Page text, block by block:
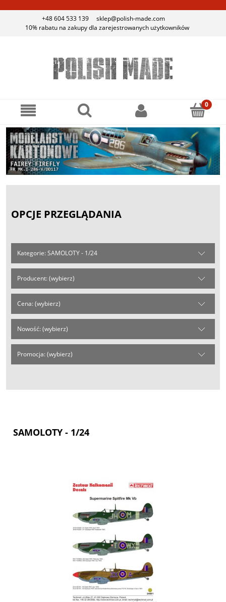
+48 604 533 139
sklep@polish-made.com
10% rabatu na zakupy dla zarejestrowanych użytkowników
OPCJE PRZEGLĄDANIA
Kategorie: SAMOLOTY - 1/24
Producent: (wybierz)
Cena: (wybierz)
Nowość: (wybierz)
Promocja: (wybierz)
SAMOLOTY - 1/24